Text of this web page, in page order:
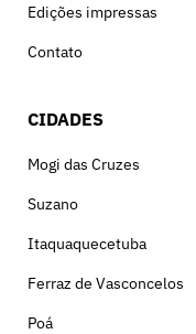
Edições impressas
Contato
CIDADES
Mogi das Cruzes
Suzano
Itaquaquecetuba
Ferraz de Vasconcelos
Poá